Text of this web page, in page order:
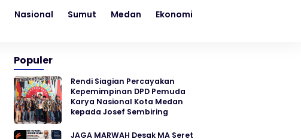
Nasional Sumut Medan Ekonomi
Populer
Rendi Siagian Percayakan
Kepemimpinan DPD Pemuda
Karya Nasional Kota Medan
kepada Josef Sembiring
JAGA MARWAH Desak MA Seret